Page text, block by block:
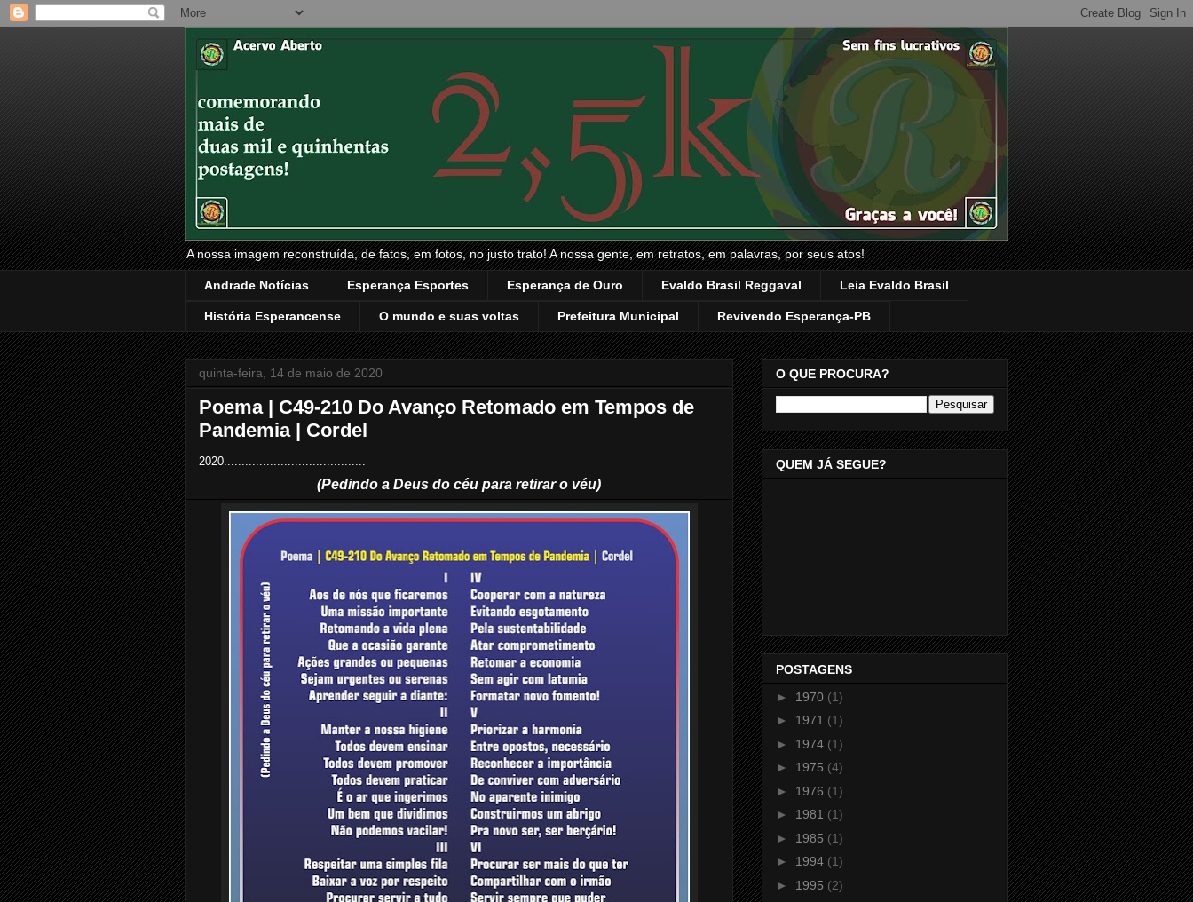
A nossa imagem reconstruída, de fatos, em fotos, no justo trato! A nossa gente, em retratos, em palavras, por seus atos!
Andrade Notícias Esperança Esportes Esperança de Ouro Evaldo Brasil Reggaval Leia Evaldo Brasil
História Esperancense O mundo e suas voltas Prefeitura Municipal Revivendo Esperança-PB
quinta-feira, 14 de maio de 2020
Poema | C49-210 Do Avanço Retomado em Tempos de
Pandemia | Cordel
2020........................................
(Pedindo a Deus do céu para retirar o véu)
O QUE PROCURA?
QUEM JÁ SEGUE?
POSTAGENS
► 1970 (1)
► 1971 (1)
► 1974 (1)
► 1975 (4)
► 1976 (1)
► 1981 (1)
► 1985 (1)
► 1994 (1)
► 1995 (2)